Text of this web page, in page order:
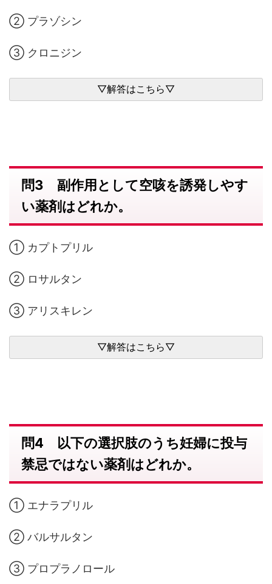
② プラゾシン
③ クロニジン
問3 副作用として空咳を誘発しやす
い薬剤はどれか。
① カプトプリル
② ロサルタン
③ アリスキレン
問4 以下の選択肢のうち妊婦に投与
禁忌ではない薬剤はどれか。
① エナラプリル
② バルサルタン
③ プロプラノロール